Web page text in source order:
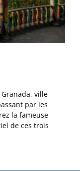
ville
par les
la fameuse
de ces trois